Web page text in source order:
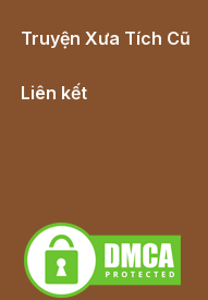
Truyện Xưa Tích Cũ
Liên kết